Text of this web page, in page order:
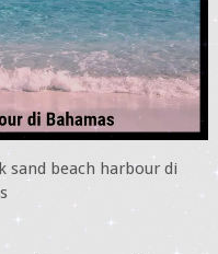
sand beach harbour di